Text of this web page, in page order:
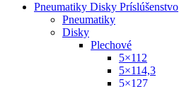
Pneumatiky Disky Príslúšenstvo
Pneumatiky
Disky
Plechové
5×112
5×114,3
5×127